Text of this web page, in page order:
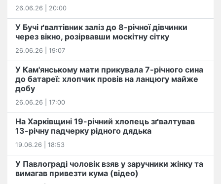
26.06.26 | 20:00
У Бучі ґвалтівник заліз до 8-річної дівчинки
через вікно, розірвавши москітну сітку
26.06.26 | 19:07
У Кам'янському мати прикувала 7-річного сина
до батареї: хлопчик провів на ланцюгу майже
добу
26.06.26 | 17:00
На Харківщині 19-річний хлопець​ ️зґвалтував
13-річну падчерку рідного дядька
19.06.26 | 18:53
У Павлограді чоловік взяв у заручники жінку та
вимагав привезти кума (відео)